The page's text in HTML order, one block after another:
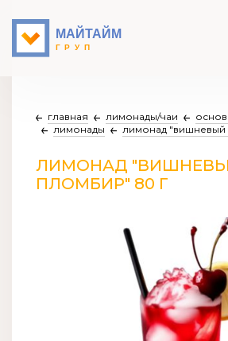
главная лимонады/чаи
лимонады
лимонад
ЛИМОНАД
ПЛОМБИР" 80 Г